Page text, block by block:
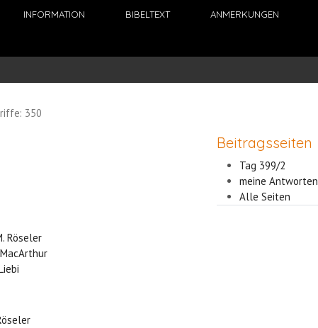
INFORMATION BIBELTEXT ANMERKUNGEN
350
Beitragsseiten
Tag 399/2
meine Antworten
Alle Seiten
Röseler